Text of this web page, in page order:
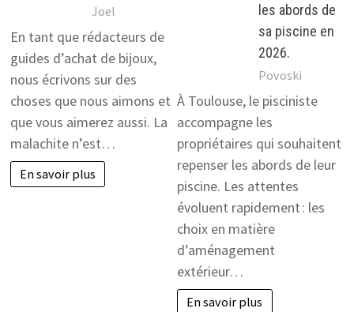
Joel
En tant que rédacteurs de
guides d’achat de bijoux,
nous écrivons sur des
choses que nous aimons et
que vous aimerez aussi. La
malachite n’est…
En savoir plus
les abords de
sa piscine en
2026.
Povoski
À Toulouse, le pisciniste
accompagne les
propriétaires qui souhaitent
repenser les abords de leur
piscine. Les attentes
évoluent rapidement : les
choix en matière
d’aménagement
extérieur…
En savoir plus